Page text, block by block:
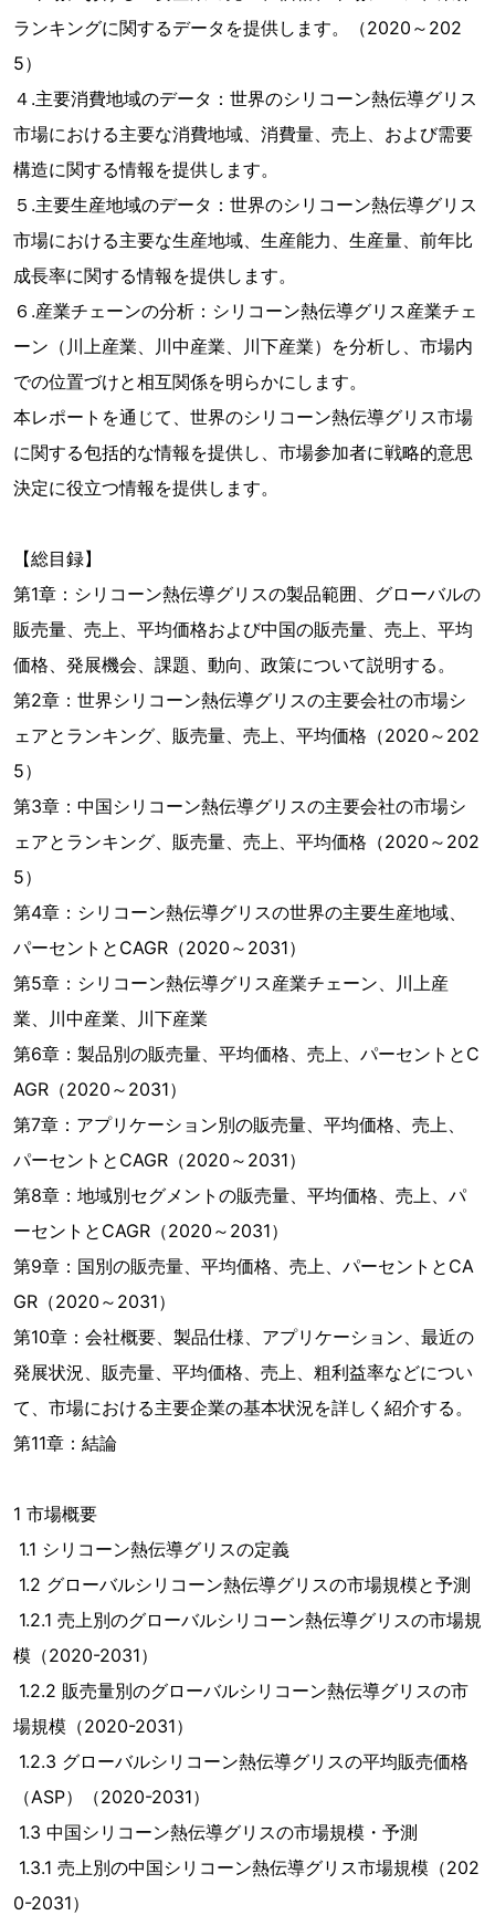
ランキングに関するデータを提供します。（2020～202
5）
４.主要消費地域のデータ：世界のシリコーン熱伝導グリス
市場における主要な消費地域、消費量、売上、および需要
構造に関する情報を提供します。
５.主要生産地域のデータ：世界のシリコーン熱伝導グリス
市場における主要な生産地域、生産能力、生産量、前年比
成長率に関する情報を提供します。
６.産業チェーンの分析：シリコーン熱伝導グリス産業チェ
ーン（川上産業、川中産業、川下産業）を分析し、市場内
での位置づけと相互関係を明らかにします。
本レポートを通じて、世界のシリコーン熱伝導グリス市場
に関する包括的な情報を提供し、市場参加者に戦略的意思
決定に役立つ情報を提供します。
【総目録】
第1章：シリコーン熱伝導グリスの製品範囲、グローバルの
販売量、売上、平均価格および中国の販売量、売上、平均
価格、発展機会、課題、動向、政策について説明する。
第2章：世界シリコーン熱伝導グリスの主要会社の市場シ
ェアとランキング、販売量、売上、平均価格（2020～202
5）
第3章：中国シリコーン熱伝導グリスの主要会社の市場シ
ェアとランキング、販売量、売上、平均価格（2020～202
5）
第4章：シリコーン熱伝導グリスの世界の主要生産地域、
パーセントとCAGR（2020～2031）
第5章：シリコーン熱伝導グリス産業チェーン、川上産
業、川中産業、川下産業
第6章：製品別の販売量、平均価格、売上、パーセントとC
AGR（2020～2031）
第7章：アプリケーション別の販売量、平均価格、売上、
パーセントとCAGR（2020～2031）
第8章：地域別セグメントの販売量、平均価格、売上、パ
ーセントとCAGR（2020～2031）
第9章：国別の販売量、平均価格、売上、パーセントとCA
GR（2020～2031）
第10章：会社概要、製品仕様、アプリケーション、最近の
発展状況、販売量、平均価格、売上、粗利益率などについ
て、市場における主要企業の基本状況を詳しく紹介する。
第11章：結論
1 市場概要
1.1 シリコーン熱伝導グリスの定義
1.2 グローバルシリコーン熱伝導グリスの市場規模と予測
1.2.1 売上別のグローバルシリコーン熱伝導グリスの市場規
模（2020-2031）
1.2.2 販売量別のグローバルシリコーン熱伝導グリスの市
場規模（2020-2031）
1.2.3 グローバルシリコーン熱伝導グリスの平均販売価格
（ASP）（2020-2031）
1.3 中国シリコーン熱伝導グリスの市場規模・予測
1.3.1 売上別の中国シリコーン熱伝導グリス市場規模（202
0-2031）